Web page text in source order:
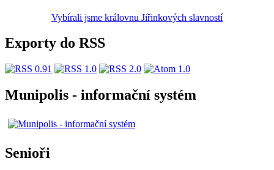
Vybírali jsme královnu Jiřinkových slavností
Exporty do RSS
Munipolis - informační systém
Senioři